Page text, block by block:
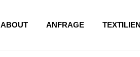
ABOUT ANFRAGE TEXTILIEN